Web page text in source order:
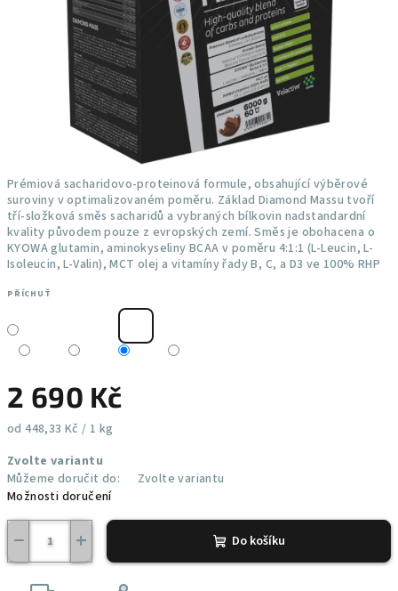
Prémiová sacharidovo-proteinová formule, obsahující výběrové
suroviny v optimalizovaném poměru. Základ Diamond Massu tvoří
tří-složková směs sacharidů a vybraných bílkovin nadstandardní
kvality původem pouze z evropských zemí. Směs je obohacena o
KYOWA glutamin, aminokyseliny BCAA v poměru 4:1:1 (L-Leucin, L-
Isoleucin, L-Valin), MCT olej a vitamíny řady B, C, a D3 ve 100% RHP
PŘÍCHUŤ
2 690 Kč
Měrná
od 448,33 Kč / 1 kg
Zvolte variantu
Můžeme doručit do:
Zvolte variantu
Možnosti doručení
+
− Do košíku